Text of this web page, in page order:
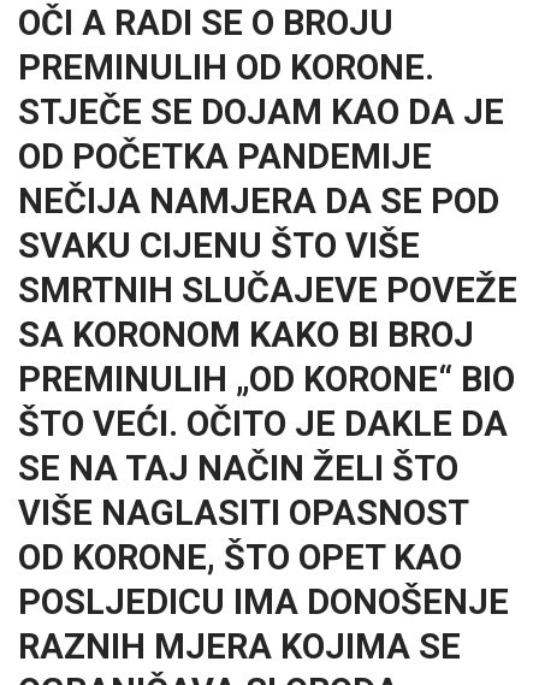
OČI A RADI SE O BROJU
PREMINULIH OD KORONE.
STJEČE SE DOJAM KAO DA JE
OD POČETKA PANDEMIJE
NEČIJA NAMJERA DA SE POD
SVAKU CIJENU ŠTO VIŠE
SMRTNIH SLUČAJEVE POVEŽE
SA KORONOM KAKO BI BROJ
PREMINULIH „OD KORONE“ BIO
ŠTO VEĆI. OČITO JE DAKLE DA
SE NA TAJ NAČIN ŽELI ŠTO
VIŠE NAGLASITI OPASNOST
OD KORONE, ŠTO OPET KAO
POSLJEDICU IMA DONOŠENJE
RAZNIH MJERA KOJIMA SE